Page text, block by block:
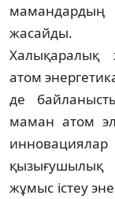
мамандардың
жасайды.
Халықаралық
атом
де
маман атом
қызығушылық
жұмыс істеу